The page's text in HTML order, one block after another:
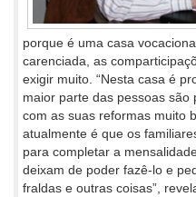
porque é uma casa
carenciada, as
exigir muito. “Nesta casa é
maior parte das pessoas
com as suas reformas muito
atualmente é que os
para completar a
deixam de poder fazê-lo e
fraldas e outras coisas”,